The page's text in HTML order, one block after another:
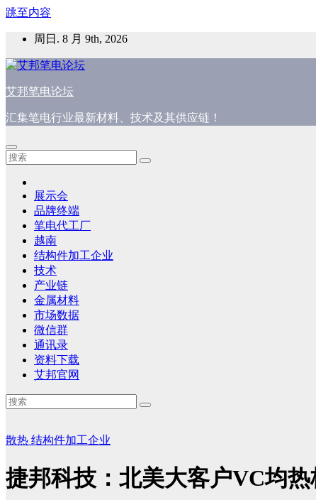
跳至内容
周日. 8 月 9th, 2026
艾邦笔电论坛
汇集笔电行业最新材料、技术及其供应链！
展示会
品牌终端
笔电代工厂
越南
结构件加工企业
技术
产业链
金属材料
市场数据
微信群
通讯录
资料下载
艾邦官网
散热 结构件加工企业
捷邦科技：北美大客户VC均